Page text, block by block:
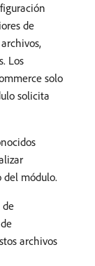
de
Los
solo
solicita
del módulo.
de
archivos